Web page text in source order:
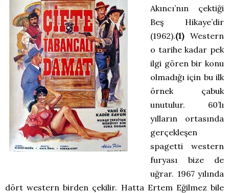
Akıncı’nın çektiği
Beş Hikaye’dir
(1962).(1)Western
o tarihe kadar pek
ilgi gören bir konu
olmadığı için bu ilk
örnek çabuk
unutulur. 60’lı
yılların ortasında
gerçekleşen
spagetti western
furyası bize de
uğrar. 1967 yılında
dört western birden çekilir. Hatta Ertem Eğilmez bile